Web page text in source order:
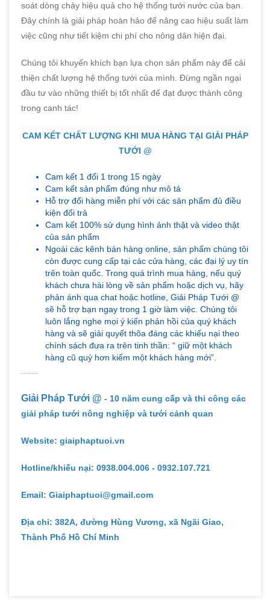
soát dòng chảy hiệu quả cho hệ thống tưới nước của bạn.
Đây chính là giải pháp hoàn hảo để nâng cao hiệu suất làm
việc cũng như tiết kiệm chi phí cho nông dân hiện đại.
Chúng tôi khuyến khích bạn lựa chọn sản phẩm này để cải
thiện chất lượng hệ thống tưới của mình. Đừng ngần ngại
đầu tư vào những thiết bị tốt nhất để đạt được thành công
trong canh tác!
CAM KẾT CHẤT LƯỢNG KHI MUA HÀNG TẠI GIẢI PHÁP
TƯỚI @
Cam kết 1 đổi 1 trong 15 ngày
Cam kết sản phẩm đúng như mô tả
Hỗ trợ đổi hàng miễn phí với các sản phẩm đủ điều
kiện đổi trả
Cam kết 100% sử dụng hình ảnh thật và video thật
của sản phẩm
Ngoài các kênh bán hàng online, sản phẩm chúng tôi
còn được cung cấp tại các cửa hàng, các đại lý uy tín
trên toàn quốc. Trong quá trình mua hàng, nếu quý
khách chưa hài lòng về sản phẩm hoặc dịch vụ, hãy
phản ánh qua chat hoặc hotline, Giải Pháp Tưới @
sẽ hỗ trợ bạn ngay trong 1 giờ làm việc. Chúng tôi
luôn lắng nghe mọi ý kiến phản hồi của quý khách
hàng và sẽ giải quyết thõa đáng các khiếu nại theo
chính sách đưa ra trên tinh thần: “ giữ một khách
hàng cũ quý hơn kiếm một khách hàng mới”.
Giải Pháp Tưới @ - 10 năm cung cấp và thi công các
giải pháp tưới nông nghiệp và tưới cảnh quan
Website: giaiphaptuoi.vn
Hotline/khiếu nại: 0938.004.006 - 0932.107.721
Email: Giaiphaptuoi@gmail.com
Địa chỉ: 382A, đường Hùng Vương, xã Ngãi Giao,
Thành Phố Hồ Chí Minh